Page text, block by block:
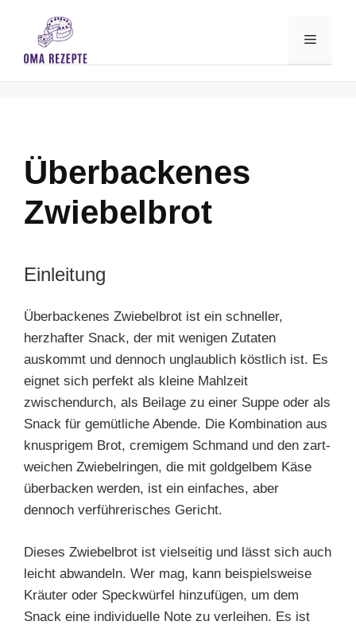
content
Menu
Überbackenes
Zwiebelbrot
Einleitung
Überbackenes Zwiebelbrot ist ein schneller,
herzhafter Snack, der mit wenigen Zutaten
auskommt und dennoch unglaublich köstlich ist. Es
eignet sich perfekt als kleine Mahlzeit
zwischendurch, als Beilage zu einer Suppe oder als
Snack für gemütliche Abende. Die Kombination aus
knusprigem Brot, cremigem Schmand und den zart-
weichen Zwiebelringen, die mit goldgelbem Käse
überbacken werden, ist ein einfaches, aber
dennoch verführerisches Gericht.
Dieses Zwiebelbrot ist vielseitig und lässt sich auch
leicht abwandeln. Wer mag, kann beispielsweise
Kräuter oder Speckwürfel hinzufügen, um dem
Snack eine individuelle Note zu verleihen. Es ist